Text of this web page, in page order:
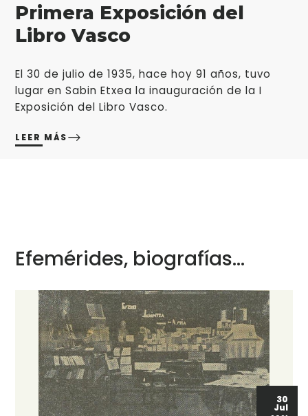
Primera Exposición del
Libro Vasco
El 30 de julio de 1935, hace hoy 91 años, tuvo
lugar en Sabin Etxea la inauguración de la I
Exposición del Libro Vasco.
LEER MÁS
Efemérides, biografías...
30
Jul